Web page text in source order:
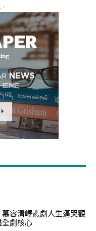
-
慕容清嶧悲劇人生逼哭觀
劇核心